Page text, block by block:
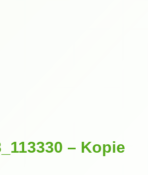
– Kopie